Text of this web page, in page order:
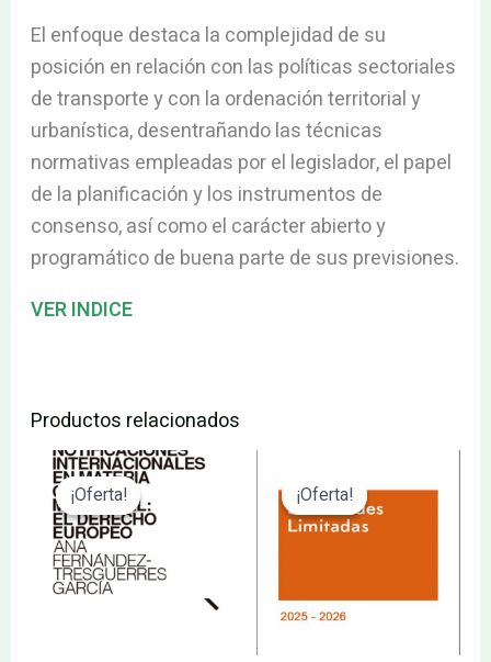
El enfoque destaca la complejidad de su
posición en relación con las políticas sectoriales
de transporte y con la ordenación territorial y
urbanística, desentrañando las técnicas
normativas empleadas por el legislador, el papel
de la planificación y los instrumentos de
consenso, así como el carácter abierto y
programático de buena parte de sus previsiones.
VER INDICE
Productos relacionados
¡Oferta!
¡Oferta!
El
precio
original
era:
95.00€.
El
precio
actual
es:
90.25€.
¡Oferta!
¡Oferta!precio
original
era:
precio
actual